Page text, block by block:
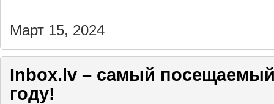
Март 15, 2024
Inbox.lv – самый посещаемый
году!